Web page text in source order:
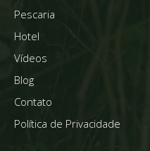
Pescaria
Hotel
Vídeos
Blog
Contato
Política de Privacidade